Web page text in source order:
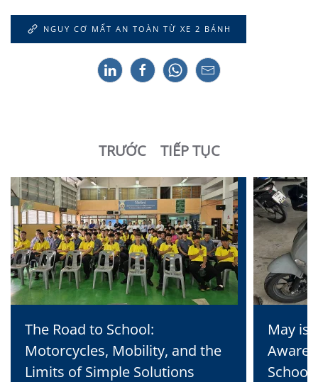
NGUY CƠ MẤT AN TOÀN TỪ XE 2 BÁNH
TRƯỚC TIẾP TỤC
The Road to School:
Motorcycles, Mobility, and the
Limits of Simple Solutions
May is
School